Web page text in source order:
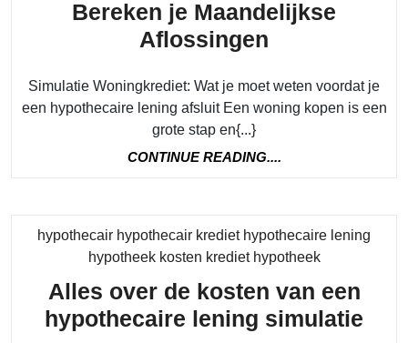
Bereken je Maandelijkse
Aflossingen
een
Aflossingen
Simulatie Woningkrediet: Wat je moet weten voordat je
een hypothecaire lening afsluit Een woning kopen is een
grote stap en{...}
CONTINUE READING....
hypothecair hypothecair krediet hypothecaire lening
hypotheek kosten krediet hypotheekCategory
Alles over de kosten van een
hypothecaire lening simulatie